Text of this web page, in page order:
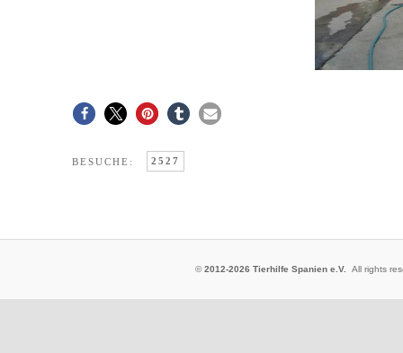
BESUCHE: 2527
©2012-2026 Tierhilfe Spanien e.V.All rights